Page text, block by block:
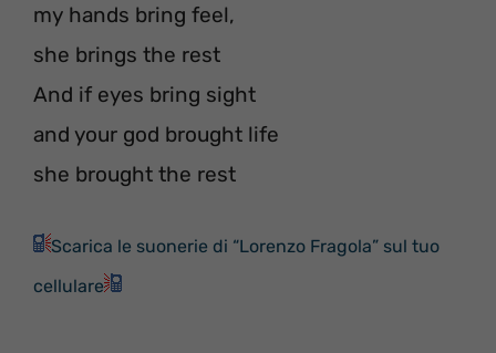
my hands bring feel,
she brings the rest
And if eyes bring sight
and your god brought life
she brought the rest
Scarica le suonerie di “Lorenzo Fragola” sul tuo
cellulare